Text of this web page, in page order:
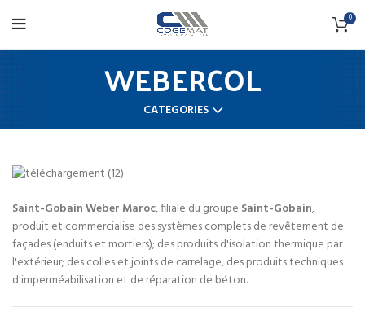
0
WEBERCOL
CATEGORIES
Saint-Gobain Weber Maroc, filiale du groupe Saint-Gobain,
produit et commercialise des systèmes complets de revêtement de
façades (enduits et mortiers); des produits d'isolation thermique par
l'extérieur; des colles et joints de carrelage, des produits techniques
d'imperméabilisation et de réparation de béton.